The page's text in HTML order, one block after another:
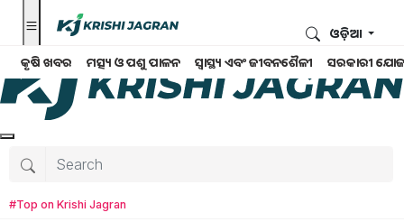
କୃଷି ଖବର ମତ୍ସ୍ୟ ଓ ପଶୁ ପାଳନ ସ୍ୱାସ୍ଥ୍ୟ ଏବଂ ଜୀବନଶୈଳୀ ସରକାରୀ
ଓଡ଼ିଆ
#Top on Krishi Jagran